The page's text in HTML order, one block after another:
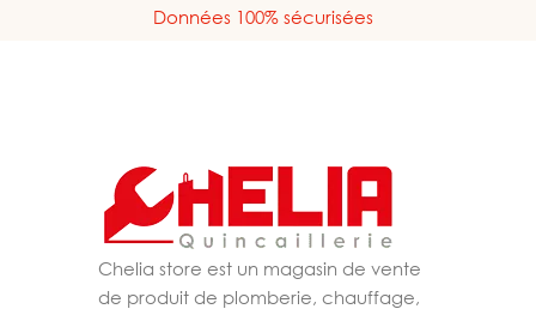
Données 100% sécurisées
Chelia store est un magasin de vente
de produit de plomberie, chauffage,